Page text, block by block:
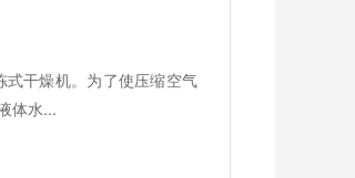
干燥机。为了使压缩空气
体水...